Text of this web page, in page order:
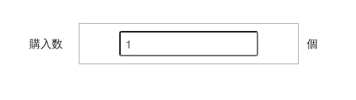
購入数 個